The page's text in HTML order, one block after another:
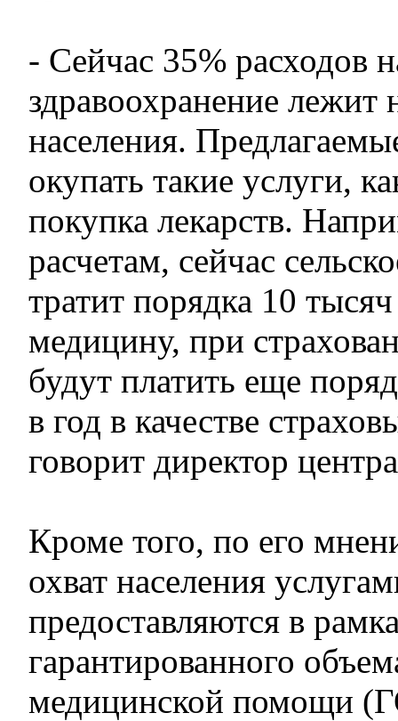
- Сейчас 35% расходов
здравоохранение лежит
населения.
окупать такие услуги,
покупка лекарств.
расчетам, сейчас
тратит порядка 10
медицину, при
будут платить еще
в год в качестве
говорит директор
Кроме того, по его
охват населения
предоставляются в
гарантированного
медицинской помощи